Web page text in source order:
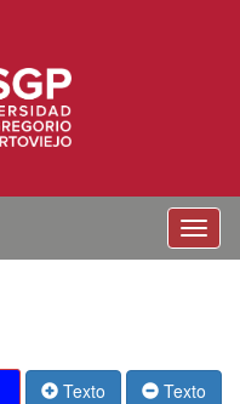
Menu
Texto Texto